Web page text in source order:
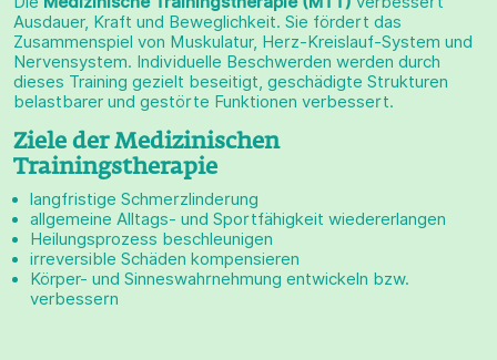
Ausdauer, Kraft und Beweglichkeit. Sie fördert das
Zusammenspiel von Muskulatur, Herz-Kreislauf-System und
Nervensystem. Individuelle Beschwerden werden durch
dieses Training gezielt beseitigt, geschädigte Strukturen
belastbarer und gestörte Funktionen verbessert.
Ziele der Medizinischen
Trainingstherapie
langfristige Schmerzlinderung
allgemeine Alltags- und Sportfähigkeit wiedererlangen
Heilungsprozess beschleunigen
irreversible Schäden kompensieren
Körper- und Sinneswahrnehmung entwickeln bzw.
verbessern